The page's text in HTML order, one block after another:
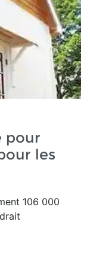
pour
les
106 000